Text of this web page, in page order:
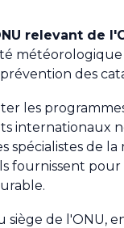
relevant de
des
les
internationaux
spécialistes de
fournissent
siège de l'ONU,